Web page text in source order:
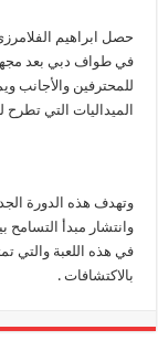
حصل ابراهيم
في طواف دبي بعد
للمحترفين والأجانب
الميداليات التي تطرح
وتهدف هذه الدورة
وانتشار مبدأ التسامح
في هذه اللعبة والتي
بالاكتشافات .